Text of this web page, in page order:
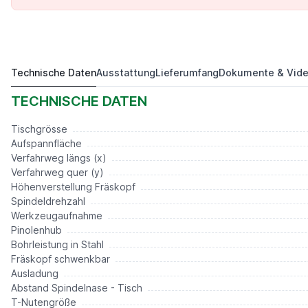
FKM 350-1 PD mit SK40
4.150,00 €*
Technische DatenAusstattungLieferumfangDokumente &
TECHNISCHE DATEN
Tischgrösse
Aufspannfläche
Verfahrweg längs (x)
Verfahrweg quer (y)
Höhenverstellung Fräskopf
Spindeldrehzahl
Werkzeugaufnahme
Pinolenhub
Bohrleistung in Stahl
Fräskopf schwenkbar
Ausladung
Abstand Spindelnase - Tisch
T-Nutengröße